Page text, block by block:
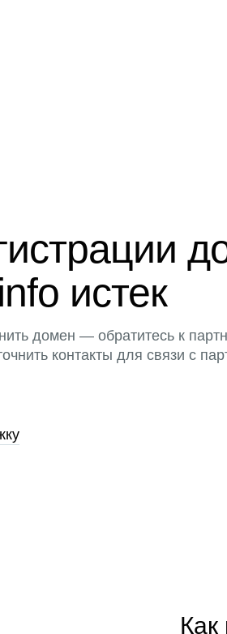
истек
домен — обратитесь к
контакты для связи с
Как